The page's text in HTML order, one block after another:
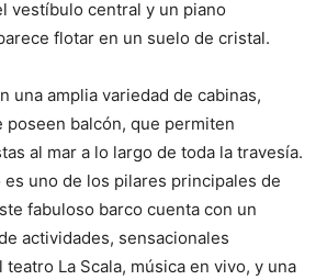
vestíbulo central y un piano
flotar en un suelo de cristal.
una amplia variedad de cabinas,
poseen balcón, que permiten
al mar a lo largo de toda la travesía.
uno de los pilares principales de
fabuloso barco cuenta con un
actividades, sensacionales
La Scala, música en vivo, y una